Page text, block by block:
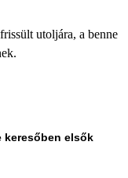
utoljára, a benne
keresőben elsők